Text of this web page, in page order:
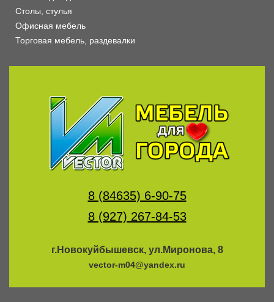
Столы, стулья
Офисная мебель
Торговая мебель, раздевалки
8 (84635) 6-90-75
8 (927) 267-84-53
г.Новокуйбышевск, ул.Миронова, 8
vector-m04@yandex.ru